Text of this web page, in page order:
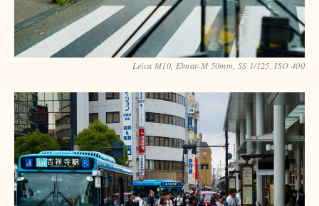
Leica M10, Elmar-M 50mm, SS 1/125, ISO 400